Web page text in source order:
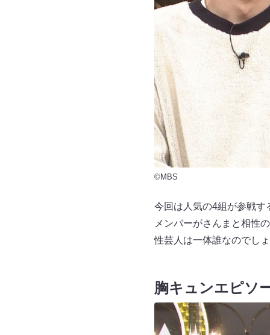
©MBS
今回は人気の4組が参戦
メンバーがさんまと相性
性芸人は一体誰なのでし
胸キュンエピソ